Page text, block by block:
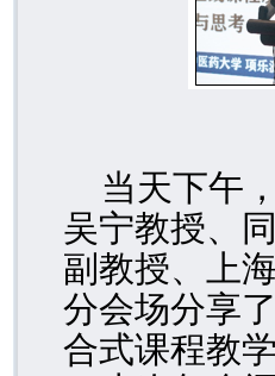
当天下午
吴宁教授、
副教授、上
分会场分享
合式课程教